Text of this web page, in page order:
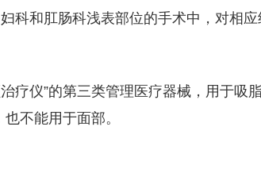
科和肛肠科浅表部位的手术中，对相应
疗仪”的第三类管理医疗器械，用于吸
不能用于面部。